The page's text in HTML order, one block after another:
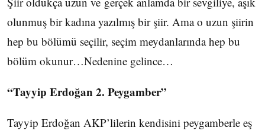
olunmuş bir kadına yazılmış bir şiir. Ama o uzun şiirin
hep bu bölümü seçilir, seçim meydanlarında hep bu
bölüm okunur…Nedenine gelince…
“Tayyip Erdoğan 2. Peygamber”
Tayyip Erdoğan AKP’lilerin kendisini peygamberle eş